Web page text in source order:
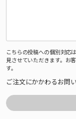
こちらの投稿への個別対応
見させていただきます。お
す。
ご注文にかかわるお問